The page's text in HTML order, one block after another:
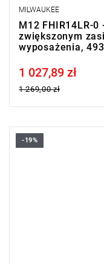
MILWAUKEE
M12 FHIR14LR-
zwiększonym
wyposażenia,
Price tax included
1 027,89 zł
1 269,00 zł
-19%